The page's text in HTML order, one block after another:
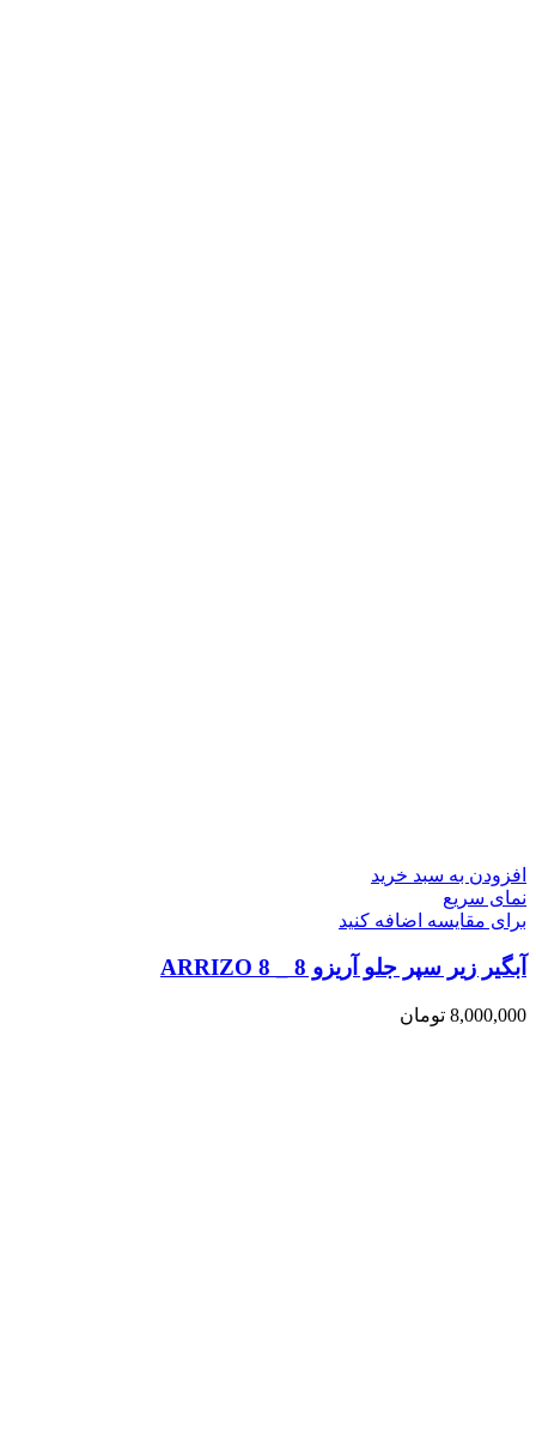
افزودن به سبد خرید
نمای سریع
برای مقایسه اضافه کنید
آبگیر زیر سپر جلو آریزو 8 _ ARRIZO 8
8,000,000 تومان